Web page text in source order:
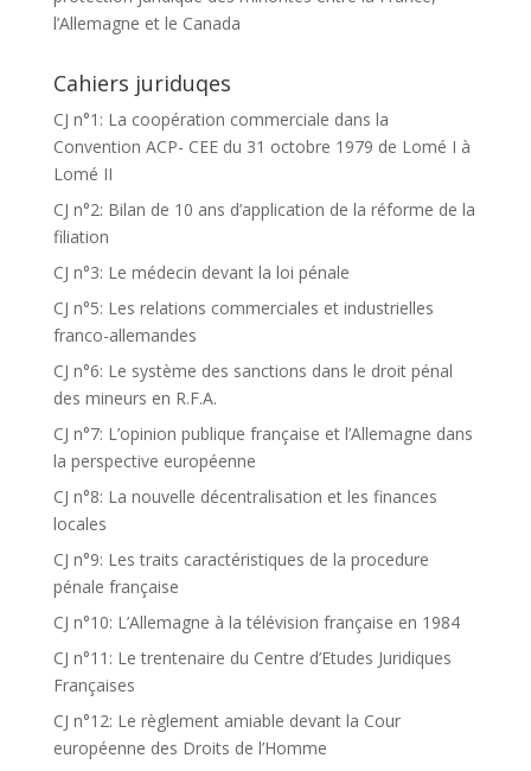
l’Allemagne et le Canada
Cahiers juriduqes
CJ n°1: La coopération commerciale dans la
Convention ACP- CEE du 31 octobre 1979 de Lomé I à
Lomé II
CJ n°2: Bilan de 10 ans d’application de la réforme de la
filiation
CJ n°3: Le médecin devant la loi pénale
CJ n°5: Les relations commerciales et industrielles
franco-allemandes
CJ n°6: Le système des sanctions dans le droit pénal
des mineurs en R.F.A.
CJ n°7: L’opinion publique française et l’Allemagne dans
la perspective européenne
CJ n°8: La nouvelle décentralisation et les finances
locales
CJ n°9: Les traits caractéristiques de la procedure
pénale française
CJ n°10: L’Allemagne à la télévision française en 1984
CJ n°11: Le trentenaire du Centre d’Etudes Juridiques
Françaises
CJ n°12: Le règlement amiable devant la Cour
européenne des Droits de l’Homme